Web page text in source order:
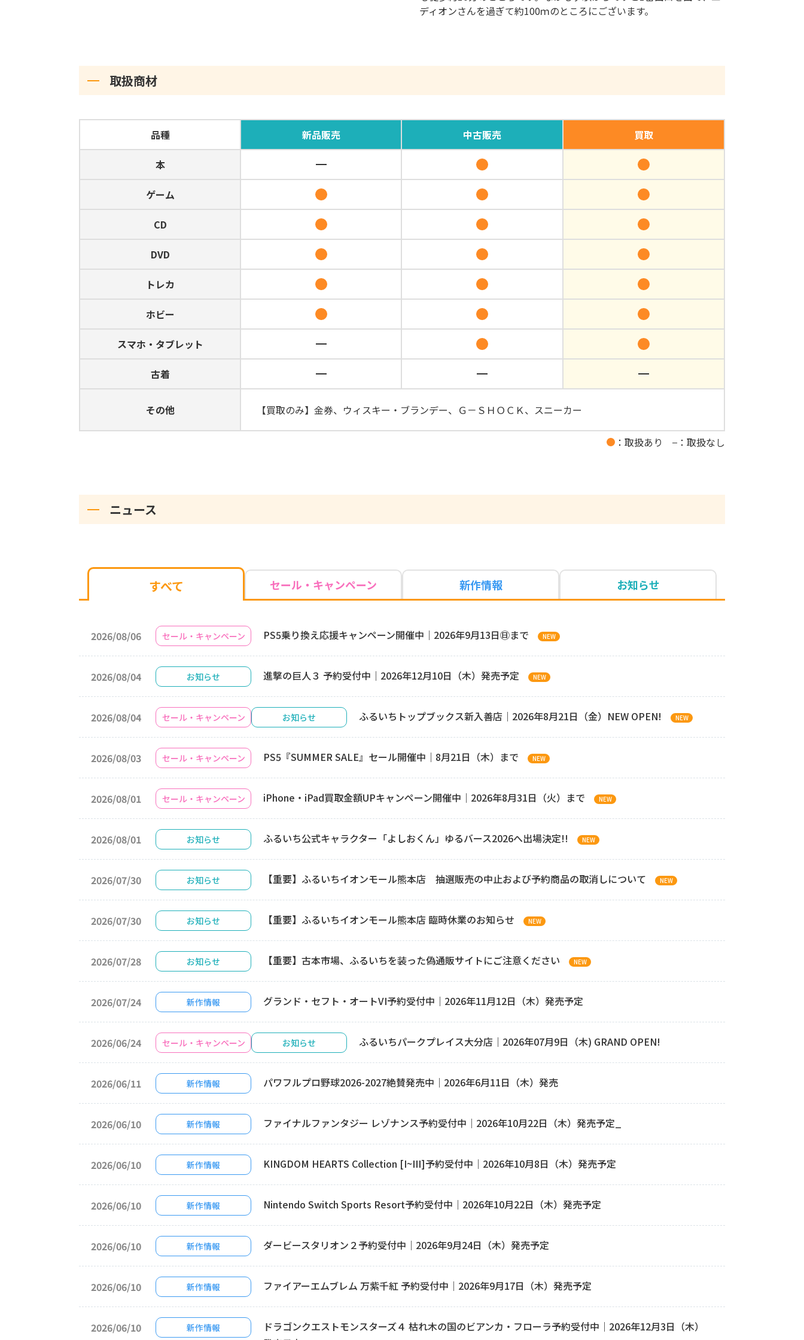
ディオンさんを過ぎて約100ｍのところにございます。
取扱商材
品種 新品販売 中古販売 買取
本
ゲーム
CD
DVD
トレカ
ホビー
スマホ・タブレット
古着
その他 【買取のみ】金券、ウィスキー・ブランデー、Ｇ－ＳＨＯＣＫ、スニーカー
：取扱あり ：取扱なし
ニュース
すべて セール・ キャンペーン 新作情報 お知らせ
2026/08/06 セール・キャンペーン PS5乗り換え応援キャンペーン開催中｜2026年9月13日㊐まで NEW
2026/08/04 お知らせ 進撃の巨人３ 予約受付中｜2026年12月10日（木）発売予定 NEW
2026/08/04 セール・キャンペーン お知らせ ふるいちトップブックス新入善店｜2026年8月21日（金）NEW OPEN! NEW
2026/08/03 セール・キャンペーン PS5『SUMMER SALE』セール開催中｜8月21日（木）まで NEW
2026/08/01 セール・キャンペーン iPhone・iPad買取金額UPキャンペーン開催中｜2026年8月31日（火）まで NEW
2026/08/01 お知らせ ふるいち公式キャラクター「よしおくん」ゆるバース2026へ出場決定!! NEW
2026/07/30 お知らせ 【重要】ふるいちイオンモール熊本店 抽選販売の中止および予約商品の取消しについて NEW
2026/07/30 お知らせ 【重要】ふるいちイオンモール熊本店 臨時休業のお知らせ NEW
2026/07/28 お知らせ 【重要】古本市場、ふるいちを装った偽通販サイトにご注意ください NEW
2026/07/24 新作情報 グランド・セフト・オートVI予約受付中｜2026年11月12日（木）発売予定
2026/06/24 セール・キャンペーン お知らせ ふるいちパークプレイス大分店｜2026年07月9日（木) GRAND OPEN!
2026/06/11 新作情報 パワフルプロ野球2026-2027絶賛発売中｜2026年6月11日（木）発売
2026/06/10 新作情報 ファイナルファンタジー レゾナンス予約受付中｜2026年10月22日（木）発売予定_
2026/06/10 新作情報 KINGDOM HEARTS Collection [I~III]予約受付中｜2026年10月8日（木）発売予定
2026/06/10 新作情報 Nintendo Switch Sports Resort予約受付中｜2026年10月22日（木）発売予定
2026/06/10 新作情報 ダービースタリオン２予約受付中｜2026年9月24日（木）発売予定
2026/06/10 新作情報 ファイアーエムブレム 万紫千紅 予約受付中｜2026年9月17日（木）発売予定
2026/06/10 新作情報
ドラゴンクエストモンスターズ４ 枯れ木の国のビアンカ・フローラ予約受付中｜2026年12月3日（木）